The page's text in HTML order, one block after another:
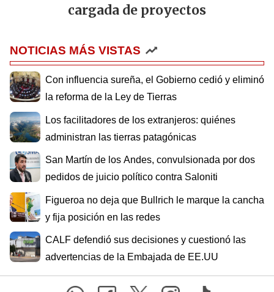
cargada de proyectos
NOTICIAS MÁS VISTAS
Con influencia sureña, el Gobierno cedió y eliminó
la reforma de la Ley de Tierras
Los facilitadores de los extranjeros: quiénes
administran las tierras patagónicas
San Martín de los Andes, convulsionada por dos
pedidos de juicio político contra Saloniti
Figueroa no deja que Bullrich le marque la cancha
y fija posición en las redes
CALF defendió sus decisiones y cuestionó las
advertencias de la Embajada de EE.UU